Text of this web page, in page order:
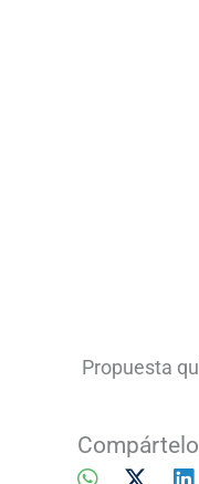
Propuesta